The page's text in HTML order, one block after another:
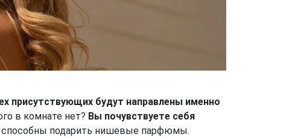
присутствующих будут направлены именно
в комнате нет? Вы почувствуете себя
подарить нишевые парфюмы.